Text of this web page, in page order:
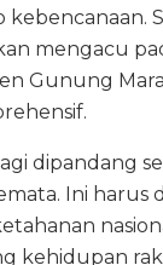
kebencanaan.
mengacu
Gunung
dipandang
Ini harus
kehidupan